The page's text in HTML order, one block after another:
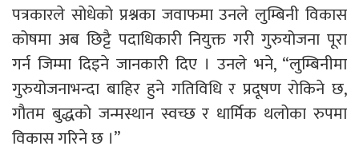
पत्रकारले सोधेको प्रश्नका जवाफमा उनले लुम्बिनी विकास
कोषमा अब छिट्टै पदाधिकारी नियुक्त गरी गुरुयोजना पूरा
गर्न जिम्मा दिइने जानकारी दिए । उनले भने, “लुम्बिनीमा
गुरुयोजनाभन्दा बाहिर हुने गतिविधि र प्रदूषण रोकिने छ,
गौतम बुद्धको जन्मस्थान स्वच्छ र धार्मिक थलोका रुपमा
विकास गरिने छ ।”